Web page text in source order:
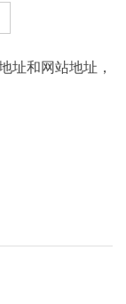
址和网站地址，